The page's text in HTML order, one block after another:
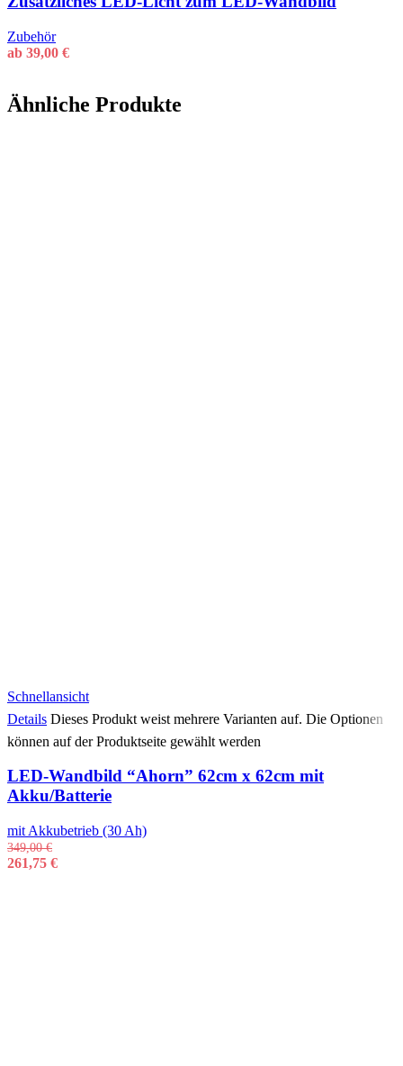
Zubehör
ab 39,00 €
Ähnliche Produkte
Schnellansicht
Details Dieses Produkt weist mehrere Varianten auf. Die Optionen
können auf der Produktseite gewählt werden
LED-Wandbild “Ahorn” 62cm x 62cm mit
Akku/Batterie
mit Akkubetrieb (30 Ah)
349,00€
261,75 €